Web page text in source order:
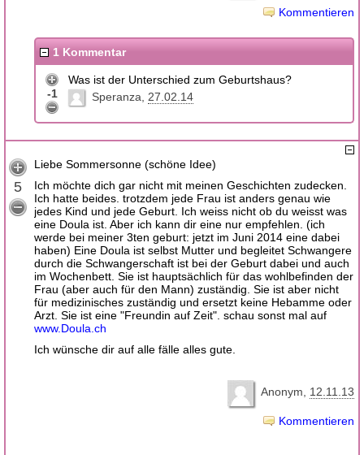
Kommentieren
1 Kommentar
-1
Was ist der Unterschied zum Geburtshaus?
Speranza
27.02.14
5
Liebe Sommersonne (schöne Idee)
Ich möchte dich gar nicht mit meinen Geschichten zudecken.
Ich hatte beides. trotzdem jede Frau ist anders genau wie
jedes Kind und jede Geburt. Ich weiss nicht ob du weisst was
eine Doula ist. Aber ich kann dir eine nur empfehlen. (ich
werde bei meiner 3ten geburt: jetzt im Juni 2014 eine dabei
haben) Eine Doula ist selbst Mutter und begleitet Schwangere
durch die Schwangerschaft ist bei der Geburt dabei und auch
im Wochenbett. Sie ist hauptsächlich für das wohlbefinden der
Frau (aber auch für den Mann) zuständig. Sie ist aber nicht
für medizinisches zuständig und ersetzt keine Hebamme oder
Arzt. Sie ist eine "Freundin auf Zeit". schau sonst mal auf
www.Doula.ch
Ich wünsche dir auf alle fälle alles gute.
Anonym 12.11.13
Kommentieren